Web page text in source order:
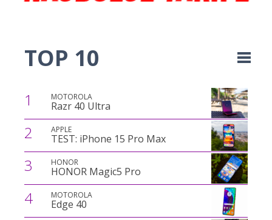
TOP 10
1 MOTOROLA
Razr 40 Ultra
2 APPLE
TEST: iPhone 15 Pro Max
3 HONOR
HONOR Magic5 Pro
4 MOTOROLA
Edge 40